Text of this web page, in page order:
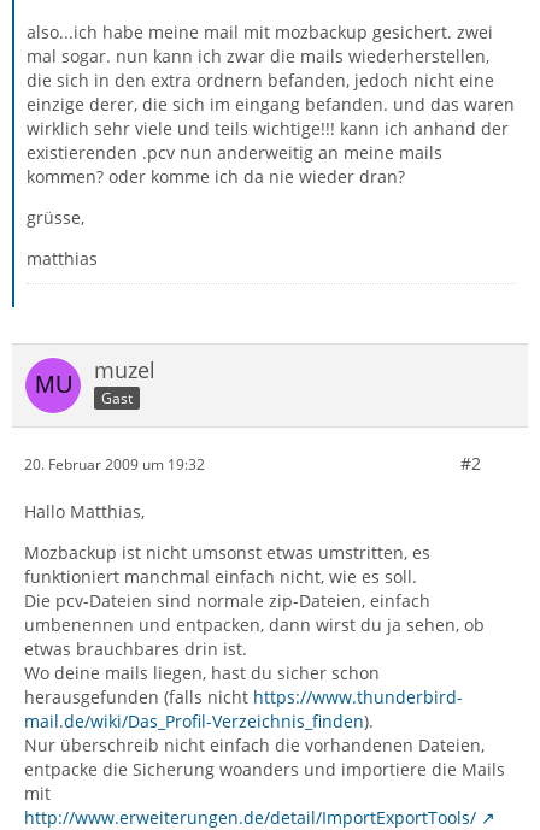
also...ich habe meine mail mit mozbackup gesichert. zwei
mal sogar. nun kann ich zwar die mails wiederherstellen,
die sich in den extra ordnern befanden, jedoch nicht eine
einzige derer, die sich im eingang befanden. und das waren
wirklich sehr viele und teils wichtige!!! kann ich anhand der
existierenden .pcv nun anderweitig an meine mails
kommen? oder komme ich da nie wieder dran?
grüsse,
matthias
muzel
Gast
20. Februar 2009 um 19:32 #2
Hallo Matthias,
Mozbackup ist nicht umsonst etwas umstritten, es
funktioniert manchmal einfach nicht, wie es soll.
Die pcv-Dateien sind normale zip-Dateien, einfach
umbenennen und entpacken, dann wirst du ja sehen, ob
etwas brauchbares drin ist.
Wo deine mails liegen, hast du sicher schon
herausgefunden (falls nicht https://www.thunderbird-
mail.de/wiki/Das_Profil-Verzeichnis_finden).
Nur überschreib nicht einfach die vorhandenen Dateien,
entpacke die Sicherung woanders und importiere die Mails
mit
http://www.erweiterungen.de/detail/ImportExportTools/